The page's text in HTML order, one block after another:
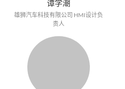
谭学潮
雄狮汽车科技有限公司 HMI设计负
责人